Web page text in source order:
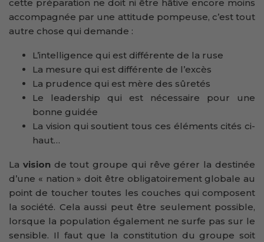
cette préparation ne doit ni être hâtive encore moins
accompagnée par une attitude pompeuse, c’est tout
autre chose qui demande :
L’intelligence qui est différente de la ruse
La mesure qui est différente de l’excès
La prudence qui est mère des sûretés
Le leadership qui est nécessaire pour une
bonne guidée
La vision qui soutient tous ces éléments cités ci-
haut…
La visionde tout groupe qui rêve gérer la destinée
d’une « nation » doit être obligatoirement globale au
point de toucher toutes les couches qui composent
la société. Cela aussi peut être seulement possible,
lorsque la population également ne surfe pas sur le
sensible. Il faut que la constitution du groupe soit